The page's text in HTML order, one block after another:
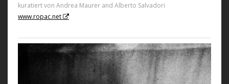
kuratiert von Andrea Maurer and Alberto Salvadori
www.ropac.net